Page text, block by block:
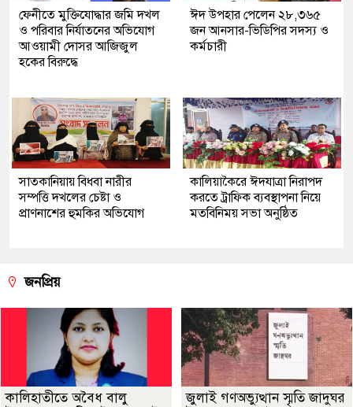
ফেনীতে মুক্তিযোদ্ধার জমি দখল
ও পরিবার নির্যাতনের অভিযোগ
আওয়ামী দোসর আজিজুল
হকের বিরুদ্ধে
ঈদ উপহার পেলেন ২৮,৩৬৫
জন আনসার-ভিডিপির সদস্য ও
কর্মচারী
সাতকানিয়ায় বিধবা নারীর
সম্পত্তি দখলের চেষ্টা ও
প্রাণনাশের হুমকির অভিযোগ
কালিয়াকৈরে ঈদযাত্রা নিরাপদ
করতে ট্রাফিক ব্যবস্থাপনা নিয়ে
মতবিনিময় সভা অনুষ্ঠিত
জনপ্রিয়
কালিহাতীতে অবৈধ বালু
জুলাই গণঅভ্যুত্থান স্মৃতি জাদুঘর